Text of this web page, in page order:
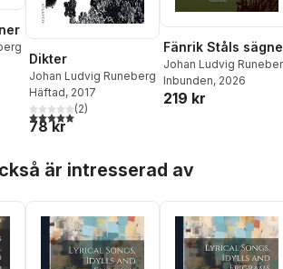
antal röster:
Dikter
Johan Ludvig Runeberg
Häftad, 2017
5,0utav 5 stjärnor. Totalt antal röster:
(2)
78 kr
Fänrik Ståls
Johan Ludvig
Inbunden, 2026
219 kr
är intresserad av